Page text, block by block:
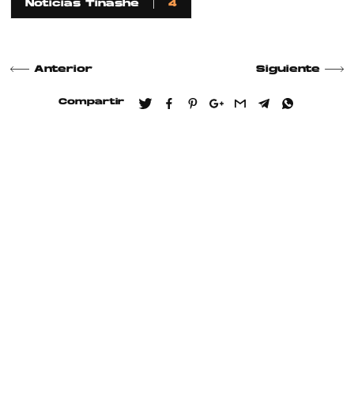
Noticias Tinashe 4
Anterior Siguiente
Compartir